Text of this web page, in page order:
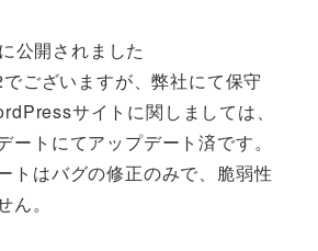
公開されました
ございますが、弊社にて保守
サイトに関しましては、
ートにてアップデート済です。
トはバグの修正のみで、脆弱性
。